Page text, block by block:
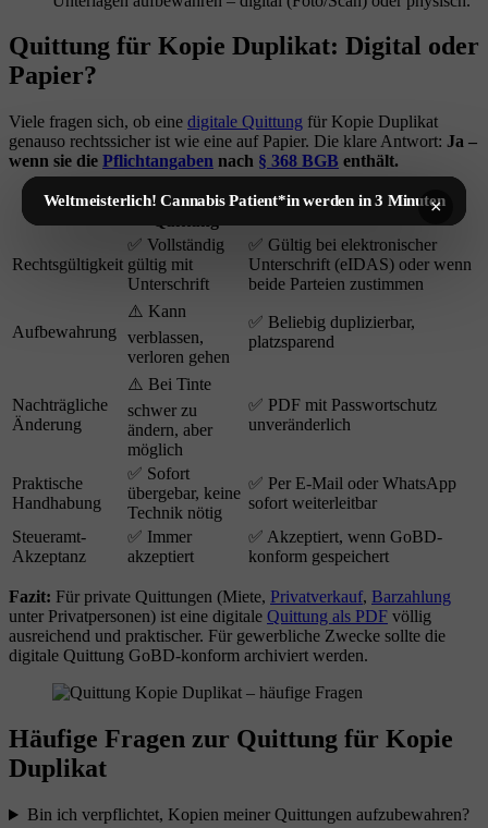
Quittung für Kopie Duplikat: Digital oder
Papier?
Viele fragen sich, ob eine digitale Quittung für Kopie Duplikat
genauso rechtssicher ist wie eine auf Papier. Die klare Antwort: Ja –
wenn sie die Pflichtangaben nach § 368 BGB enthält.
Kriterium
Papier-
Digitale Quittung (PDF)
Rechtsgültigkeit
✅ Vollständig
gültig mit
Unterschrift
✅ Gültig bei elektronischer
Unterschrift (eIDAS) oder wenn
beide Parteien zustimmen
Aufbewahrung
⚠️ Kann
verblassen,
verloren gehen
✅ Beliebig duplizierbar,
platzsparend
Nachträgliche
Änderung
⚠️ Bei Tinte
schwer zu
ändern, aber
möglich
✅ PDF mit Passwortschutz
unveränderlich
Praktische
Handhabung
✅ Sofort
übergebar, keine
Technik nötig
✅ Per E-Mail oder WhatsApp
sofort weiterleitbar
Steueramt-
Akzeptanz
✅ Immer
akzeptiert
✅ Akzeptiert, wenn GoBD-
konform gespeichert
Fazit: Für private Quittungen (Miete, Privatverkauf, Barzahlung
unter Privatpersonen) ist eine digitale Quittung als PDF völlig
ausreichend und praktischer. Für gewerbliche Zwecke sollte die
digitale Quittung GoBD-konform archiviert werden.
Häufige Fragen zur Quittung für Kopie
Duplikat
Bin ich verpflichtet, Kopien meiner Quittungen aufzubewahren?
Weltmeisterlich! Cannabis Patient*in werden in 3 Minuten
×